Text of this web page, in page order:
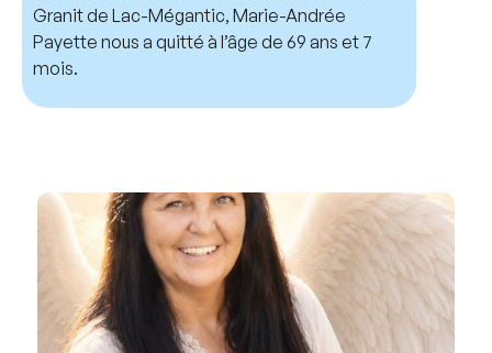
Granit de Lac-Mégantic, Marie-Andrée
Payette nous a quitté à l’âge de 69 ans et 7
mois.